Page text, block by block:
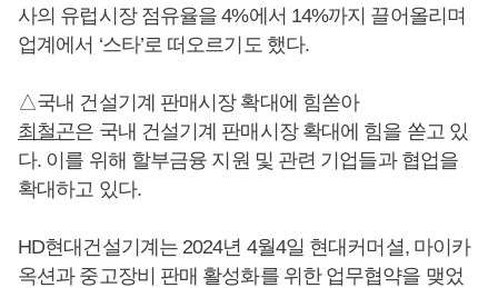
사의 유럽시장 점유율을 4%에서 14%까지 끌어올리며
업계에서 ‘스타’로 떠오르기도 했다.
△국내 건설기계 판매시장 확대에 힘쏟아
최철곤은 국내 건설기계 판매시장 확대에 힘을 쏟고 있
다. 이를 위해 할부금융 지원 및 관련 기업들과 협업을
확대하고 있다.
HD현대건설기계는 2024년 4월4일 현대커머셜, 마이카
옥션과 중고장비 판매 활성화를 위한 업무협약을 맺었